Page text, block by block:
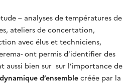
– analyses de températures de
ateliers de concertation,
avec élus et techniciens,
ont permis d’identifier des
aussi bien sur sur l’importance de
d’ensemble créée par la